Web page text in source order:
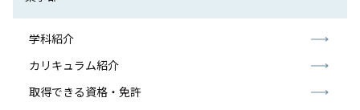
学科紹介
カリキュラム紹介
取得できる資格・免許